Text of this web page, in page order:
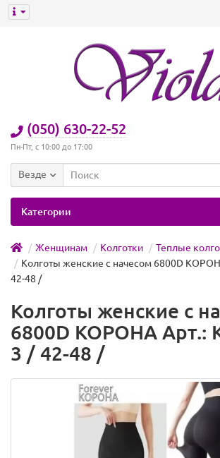
(050) 630-22-52
Пн-Пт, с 10:00 до 17:00
Везде
Категории
Женщинам Колготки
Теплые
Колготы женские с начесом 6800D
42-48 /
Колготы женские с
6800D КОРОНА Арт.:
3 / 42-48 /